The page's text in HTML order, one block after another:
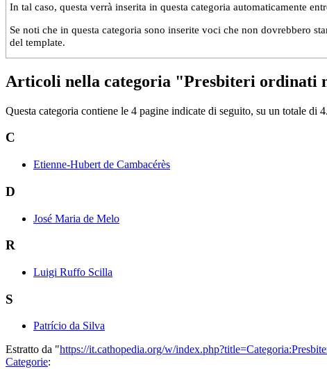
In tal caso, questa verrà inserita in questa categoria automaticamente
Se noti che in questa categoria sono inserite voci che non dovrebbero
del template.
Articoli nella categoria "Presbiteri ordinati
Questa categoria contiene le 4 pagine indicate di seguito, su un totale di 4.
C
Etienne-Hubert de Cambacérès
D
José Maria de Melo
R
Luigi Ruffo Scilla
S
Patrício da Silva
Estratto da "https://it.cathopedia.org/w/
Categorie: